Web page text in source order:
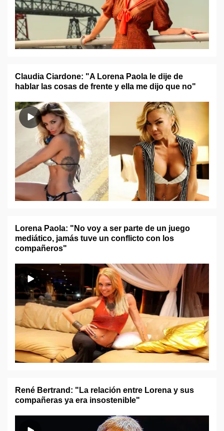
Claudia Ciardone: "A Lorena Paola le dije de
hablar las cosas de frente y ella me dijo que no"
Lorena Paola: "No voy a ser parte de un juego
mediático, jamás tuve un conflicto con los
compañeros"
René Bertrand: "La relación entre Lorena y sus
compañeras ya era insostenible"